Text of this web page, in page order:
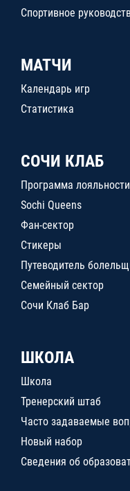
Спортивное
МАТЧИ
Календарь игр
Статистика
СОЧИ КЛАБ
Программа лояльности
Sochi Queens
Фан-сектор
Стикеры
Путеводитель
Семейный сектор
Сочи Клаб Бар
ШКОЛА
Школа
Тренерский штаб
Часто задаваемые
Новый набор
Сведения об